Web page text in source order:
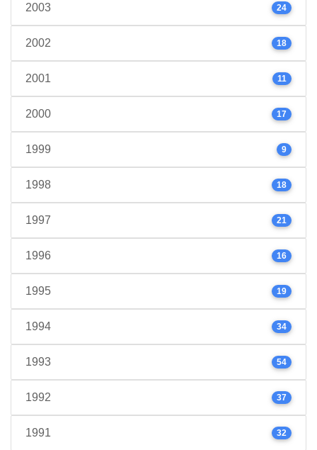
2003 24
2002 18
2001 11
2000 17
1999 9
1998 18
1997 21
1996 16
1995 19
1994 34
1993 54
1992 37
1991 32